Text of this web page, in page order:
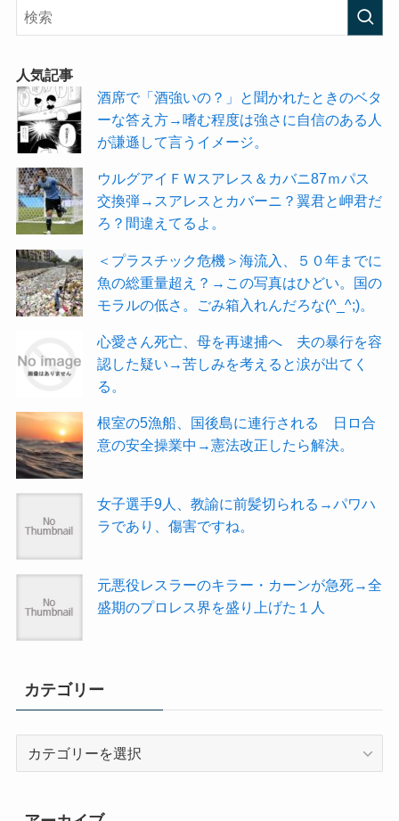
人気記事
酒席で「酒強いの？」と聞かれたときのベタ
ーな答え方→嗜む程度は強さに自信のある人
が謙遜して言うイメージ。
ウルグアイＦＷスアレス＆カバニ87ｍパス
交換弾→スアレスとカバーニ？翼君と岬君だ
ろ？間違えてるよ。
＜プラスチック危機＞海流入、５０年までに
魚の総重量超え？→この写真はひどい。国の
モラルの低さ。ごみ箱入れんだろな(^_^;)。
心愛さん死亡、母を再逮捕へ 夫の暴行を容
認した疑い→苦しみを考えると涙が出てく
る。
根室の5漁船、国後島に連行される 日ロ合
意の安全操業中→憲法改正したら解決。
女子選手9人、教諭に前髪切られる→パワハ
ラであり、傷害ですね。
元悪役レスラーのキラー・カーンが急死→全
盛期のプロレス界を盛り上げた１人
カテゴリー
リ